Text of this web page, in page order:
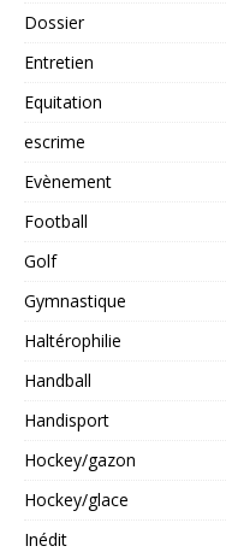
Dossier
Entretien
Equitation
escrime
Evènement
Football
Golf
Gymnastique
Haltérophilie
Handball
Handisport
Hockey/gazon
Hockey/glace
Inédit